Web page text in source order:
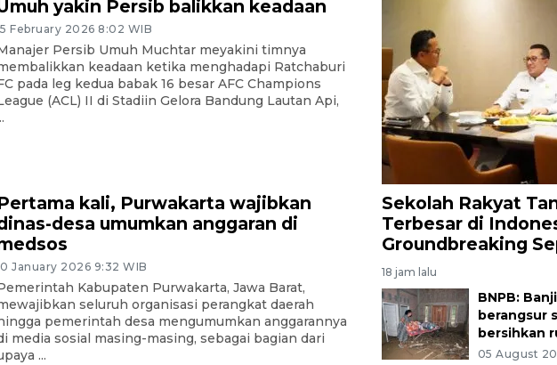
yakin Persib balikkan keadaan
February 2026 8:02 WIB
Persib Umuh Muchtar meyakini timnya
keadaan ketika menghadapi Ratchaburi
pada leg kedua babak 16 besar AFC Champions
(ACL) II di Stadiin Gelora Bandung Lautan Api,
kali, Purwakarta wajibkan
desa umumkan anggaran di
January 2026 9:32 WIB
Kabupaten Purwakarta, Jawa Barat,
seluruh organisasi perangkat daerah
pemerintah desa mengumumkan anggarannya
media sosial masing-masing, sebagai bagian dari
...
Sekolah Rakyat
Terbesar di
Groundbreaking
18 jam lalu
BNPB:
berangsur
bersihkan
05 August